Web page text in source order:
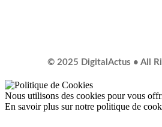
© 2025 DigitalActus • All
Nous utilisons des cookies pour vous
En savoir plus sur notre politique de